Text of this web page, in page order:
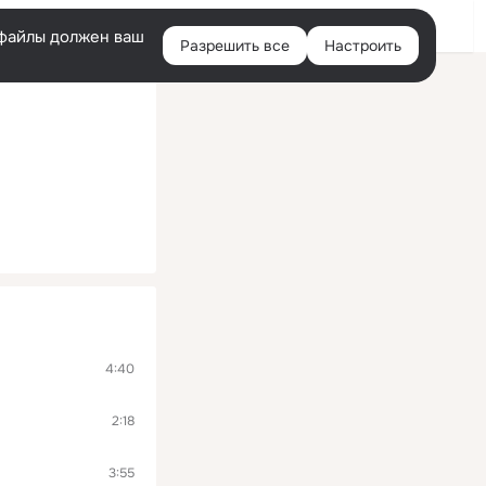
Войти
должен ваш
Разрешить все Настроить
4:40
2:18
3:55